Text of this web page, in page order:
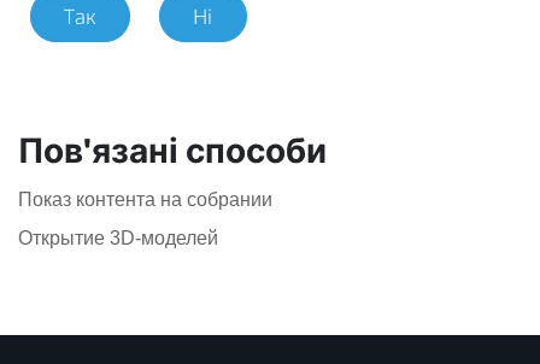
Так Ні
Пов'язані способи
Показ контента на собрании
Открытие 3D-моделей